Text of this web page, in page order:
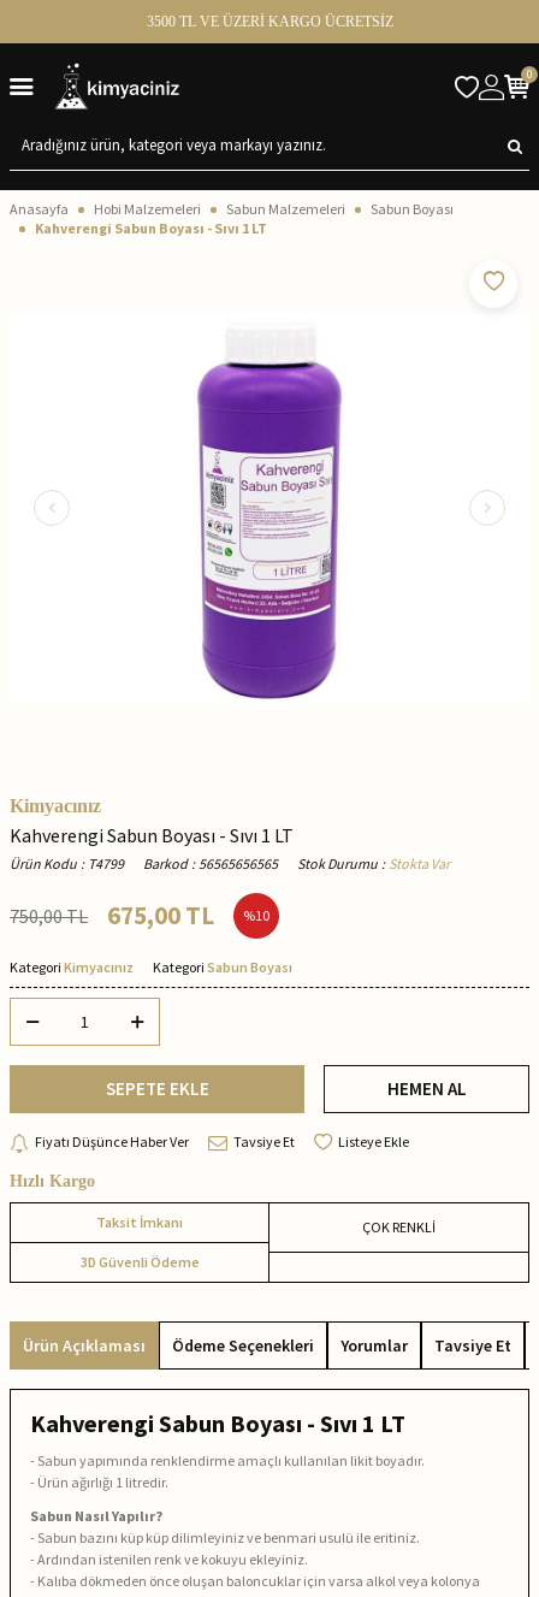
3500 TL VE ÜZERİ KARGO ÜCRETSİZ
0
Anasayfa Hobi Malzemeleri Sabun Malzemeleri
Sabun Boyası
Kahverengi Sabun Boyası - Sıvı 1 LT
Kimyacınız
Kahverengi Sabun Boyası - Sıvı 1 LT
Ürün Kodu : T4799 Barkod : 56565656565 Stok Durumu : Stokta Var
750,00TL 675,00TL %10
Kategori Kimyacınız Kategori Sabun Boyası
SEPETE EKLE HEMEN AL
Fiyatı Düşünce Haber Ver Tavsiye Et Listeye Ekle
Hızlı Kargo
Taksit İmkanı
3D Güvenli Ödeme
ÇOK RENKLİ
Ürün Açıklaması Ödeme Seçenekleri Yorumlar Tavsiye Et
Kahverengi Sabun Boyası - Sıvı 1 LT
- Sabun yapımında renklendirme amaçlı kullanılan likit boyadır.
- Ürün ağırlığı 1 litredir.
Sabun Nasıl Yapılır?
- Sabun bazını küp küp dilimleyiniz ve benmari usulü ile eritiniz.
- Ardından istenilen renk ve kokuyu ekleyiniz.
- Kalıba dökmeden önce oluşan baloncuklar için varsa alkol veya kolonya